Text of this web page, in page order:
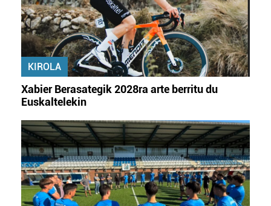
KIROLA
Xabier Berasategik 2028ra arte berritu du
Euskaltelekin